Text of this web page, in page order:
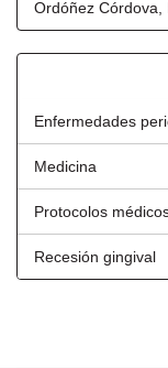
Ordóñez Córdova,
Enfermedades
Medicina
Protocolos
Recesión gingival